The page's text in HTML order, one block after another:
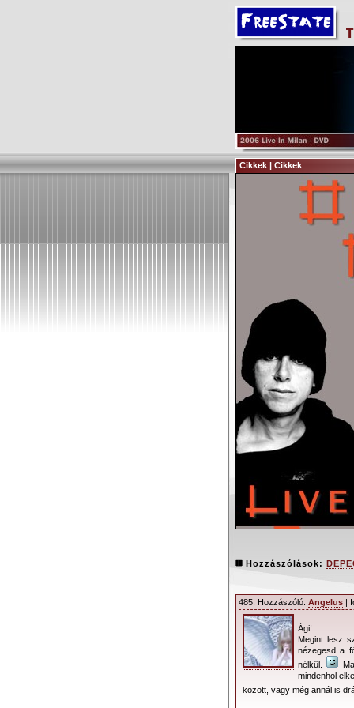
Cikkek | Cikkek
Ismét
előtt már
Európában
23-án tartandó
Hozzászólások:
485. Hozzászóló: Angelus |
Ági!
Megint lesz
nézegesd a
nélkül.
mindenhol
között, vagy még annál is